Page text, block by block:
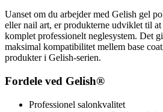
Uanset om du arbejder med Gelish gel
eller nail art, er produkterne udviklet til at
komplet professionelt neglesystem. Det
maksimal kompatibilitet mellem base
produkter i Gelish-serien.
Fordele ved Gelish®
Professionel salonkvalitet